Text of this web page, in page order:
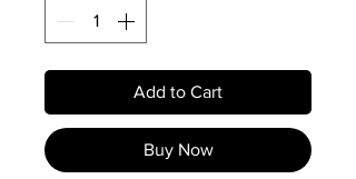
Add to Cart
Buy Now